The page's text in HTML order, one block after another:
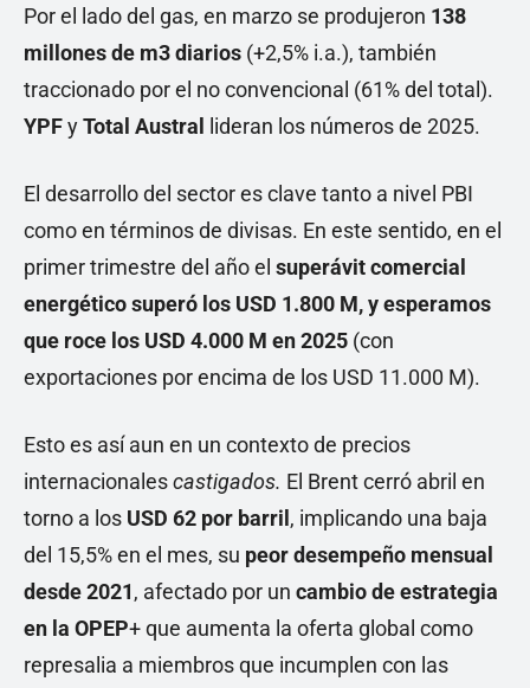
Por el lado del gas, en marzo se produjeron 138
millones de m3 diarios (+2,5% i.a.), también
traccionado por el no convencional (61% del total).
YPFyTotal Austral lideran los números de 2025.
El desarrollo del sector es clave tanto a nivel PBI
como en términos de divisas. En este sentido, en el
primer trimestre del año el superávit comercial
energético superó los USD 1.800 M, y esperamos
que roce los USD 4.000 M en 2025 (con
exportaciones por encima de los USD 11.000 M).
Esto es así aun en un contexto de precios
internacionalescastigados. El Brent cerró abril en
torno a los USD 62 por barril , implicando una baja
del 15,5% en el mes, su peor desempeño mensual
desde 2021, afectado por un cambio de estrategia
en la OPEP+ que aumenta la oferta global como
represalia a miembros que incumplen con las